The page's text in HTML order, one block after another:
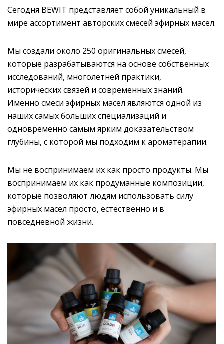
Сегодня BEWIT представляет собой уникальный в
мире ассортимент авторских смесей эфирных масел.
Мы создали около 250 оригинальных смесей,
которые разрабатываются на основе собственных
исследований, многолетней практики,
исторических связей и современных знаний.
Именно смеси эфирных масел являются одной из
наших самых больших специализаций и
одновременно самым ярким доказательством
глубины, с которой мы подходим к ароматерапии.
Мы не воспринимаем их как просто продукты. Мы
воспринимаем их как продуманные композиции,
которые позволяют людям использовать силу
эфирных масел просто, естественно и в
повседневной жизни.